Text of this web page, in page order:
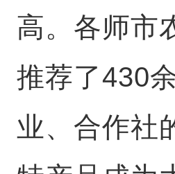
高。各师市
推荐了430
业、合作社